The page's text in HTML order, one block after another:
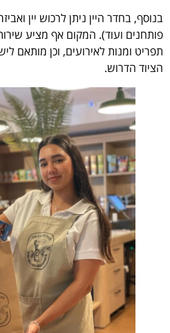
בנוסף, בחדר היין ניתן לרכוש יין
פותחנים ועוד). המקום אף מציע
תפריט ומנות לאירועים, וכן מותאם
הציוד הדרוש.